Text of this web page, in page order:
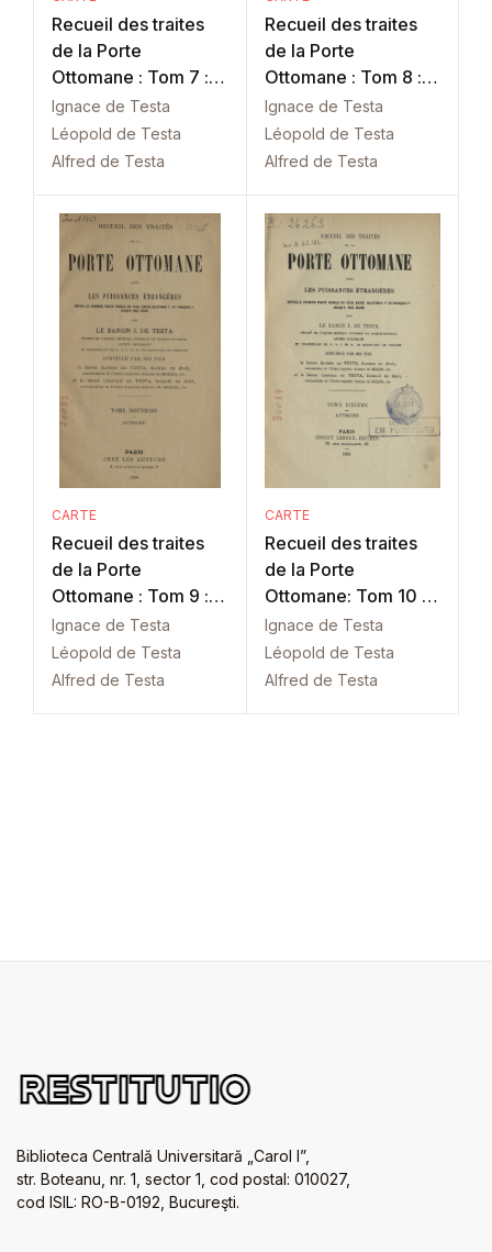
Recueil des traites
de la Porte
Ottomane : Tom 7 :
France
Ignace de Testa
Léopold de Testa
Alfred de Testa
Recueil des traites
de la Porte
Ottomane : Tom 8 :
France
Ignace de Testa
Léopold de Testa
Alfred de Testa
CARTE
Recueil des traites
de la Porte
Ottomane : Tom 9 :
Autriche
Ignace de Testa
Léopold de Testa
Alfred de Testa
CARTE
Recueil des traites
de la Porte
Ottomane: Tom 10 :
Autriche
Ignace de Testa
Léopold de Testa
Alfred de Testa
Biblioteca Centrală Universitară „Carol I”,
str. Boteanu, nr. 1, sector 1, cod postal: 010027,
cod ISIL: RO-B-0192, Bucureşti.